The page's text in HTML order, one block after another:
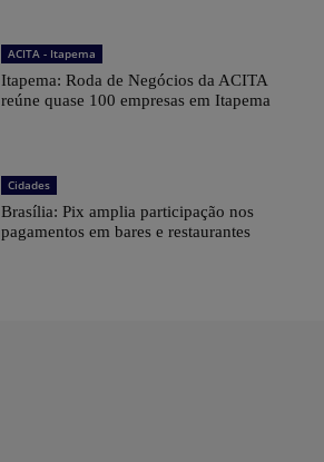
ACITA - Itapema
Itapema: Roda de Negócios da ACITA
reúne quase 100 empresas em Itapema
Cidades
Brasília: Pix amplia participação nos
pagamentos em bares e restaurantes